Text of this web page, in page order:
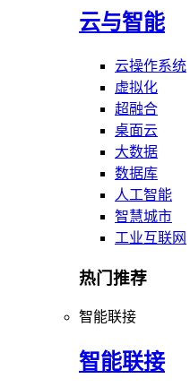
云与智能
云操作系统
虚拟化
超融合
桌面云
大数据
数据库
人工智能
智慧城市
工业互联网
热门推荐
智能联接
智能联接